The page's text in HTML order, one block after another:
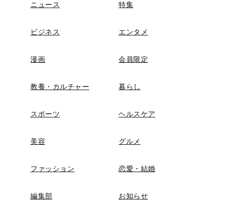
ニュース 特集
ビジネス エンタメ
漫画 会員限定
教養・カルチャー 暮らし
スポーツ ヘルスケア
美容 グルメ
ファッション 恋愛・結婚
編集部 お知らせ